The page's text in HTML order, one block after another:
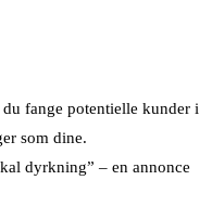
fange potentielle kunder i
som dine.
dyrkning” – en annonce